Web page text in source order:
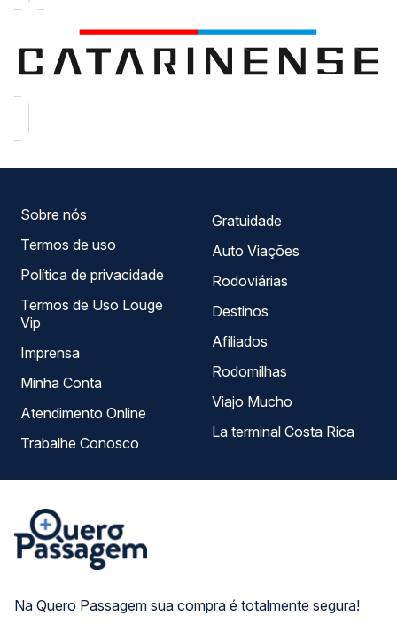
Na Quero Passagem sua compra é totalmente segura!
Sobre nós
Termos de uso
Política de privacidade
Termos de Uso Louge
Vip
Imprensa
Minha Conta
Atendimento Online
Trabalhe Conosco
Gratuidade
Auto Viações
Rodoviárias
Destinos
Afiliados
Rodomilhas
Viajo Mucho
La terminal Costa Rica